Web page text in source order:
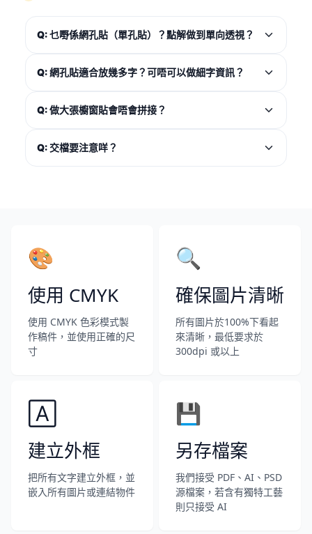
Q: 乜嘢係網孔貼（單孔貼）？點解做到單向透視？
Q: 網孔貼適合放幾多字？可唔可以做細字資訊？
Q: 做大張櫥窗貼會唔會拼接？
Q: 交檔要注意咩？
🎨
使用 CMYK
使用 CMYK 色彩模式製
作稿件，並使用正確的尺
寸
🔍
確保圖片清晰
所有圖片於100%下看起
來清晰，最低要求於
300dpi 或以上
🄰
建立外框
把所有文字建立外框，並
嵌入所有圖片或連結物件
💾
另存檔案
我們接受 PDF、AI、PSD
源檔案，若含有獨特工藝
則只接受 AI